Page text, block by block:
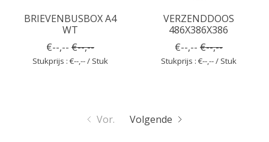
BRIEVENBUSBOX A4
WT
€--,-- €--,--
Stukprijs : €--,-- / Stuk
VERZENDDOOS
486X386X386
€--,-- €--,--
Stukprijs : €--,-- / Stuk
Vor. Volgende